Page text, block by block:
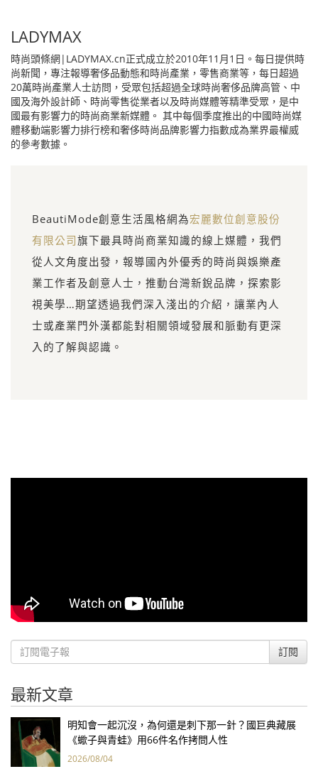
LADYMAX
時尚頭條網|LADYMAX.cn正式成立於2010年11月1日。每日提供時
尚新聞，專注報導奢侈品動態和時尚產業，零售商業等，每日超過
20萬時尚產業人士訪問，受眾包括超過全球時尚奢侈品牌高管、中
國及海外設計師、時尚零售從業者以及時尚媒體等精準受眾，是中
國最有影響力的時尚商業新媒體。 其中每個季度推出的中國時尚媒
體移動端影響力排行榜和奢侈時尚品牌影響力指數成為業界最權威
的參考數據。
BeautiMode創意生活風格網為宏麗數位創意股份
有限公司旗下最具時尚商業知識的線上媒體，我們
從人文角度出發，報導國內外優秀的時尚與娛樂產
業工作者及創意人士，推動台灣新銳品牌，探索影
視美學…期望透過我們深入淺出的介紹，讓業內人
士或產業門外漢都能對相關領域發展和脈動有更深
入的了解與認識。
訂閱
最新文章
明知會一起沉沒，為何還是刺下那一針？國巨典藏展
《蠍子與青蛙》用66件名作拷問人性
2026/08/04